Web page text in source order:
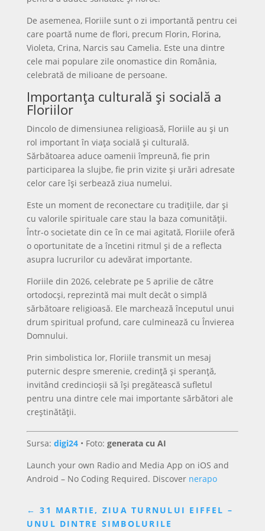
De asemenea, Floriile sunt o zi importantă pentru cei
care poartă nume de flori, precum Florin, Florina,
Violeta, Crina, Narcis sau Camelia. Este una dintre
cele mai populare zile onomastice din România,
celebrată de milioane de persoane.
Importanța culturală și socială a
Floriilor
Dincolo de dimensiunea religioasă, Floriile au și un
rol important în viața socială și culturală.
Sărbătoarea aduce oamenii împreună, fie prin
participarea la slujbe, fie prin vizite și urări adresate
celor care își serbează ziua numelui.
Este un moment de reconectare cu tradițiile, dar și
cu valorile spirituale care stau la baza comunității.
Într-o societate din ce în ce mai agitată, Floriile oferă
o oportunitate de a încetini ritmul și de a reflecta
asupra lucrurilor cu adevărat importante.
Floriile din 2026, celebrate pe 5 aprilie de către
ortodocși, reprezintă mai mult decât o simplă
sărbătoare religioasă. Ele marchează începutul unui
drum spiritual profund, care culminează cu Învierea
Domnului.
Prin simbolistica lor, Floriile transmit un mesaj
puternic despre smerenie, credință și speranță,
invitând credincioșii să își pregătească sufletul
pentru una dintre cele mai importante sărbători ale
creștinătății.
Sursa: digi24• Foto: generata cu AI
Launch your own Radio and Media App on iOS and
Android – No Coding Required. Discover nerapo
←31 MARTIE, ZIUA TURNULUI EIFFEL –
UNUL DINTRE SIMBOLURILE